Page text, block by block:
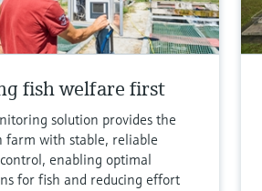
fish welfare first
solution provides the
farm with stable, reliable
enabling optimal
for fish and reducing effort